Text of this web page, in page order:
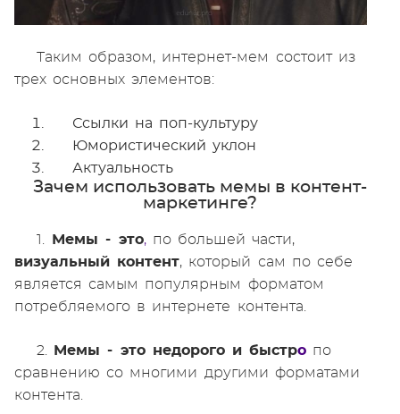
Таким образом, интернет-мем состоит из
трех основных элементов:
Ссылки на поп-культуру
Юмористический уклон
Актуальность
Зачем использовать мемы в контент-
маркетинге?
1. Мемы - это, по большей части,
визуальный контент, который сам по себе
является самым популярным форматом
потребляемого в интернете контента.
2. Мемы - это недорого и быстро по
сравнению со многими другими форматами
контента.